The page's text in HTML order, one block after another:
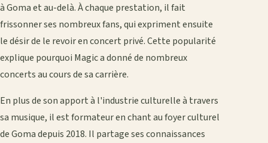
à Goma et au-delà. À chaque prestation, il fait
frissonner ses nombreux fans, qui expriment ensuite
le désir de le revoir en concert privé. Cette popularité
explique pourquoi Magic a donné de nombreux
concerts au cours de sa carrière.
En plus de son apport à l'industrie culturelle à travers
sa musique, il est formateur en chant au foyer culturel
de Goma depuis 2018. Il partage ses connaissances